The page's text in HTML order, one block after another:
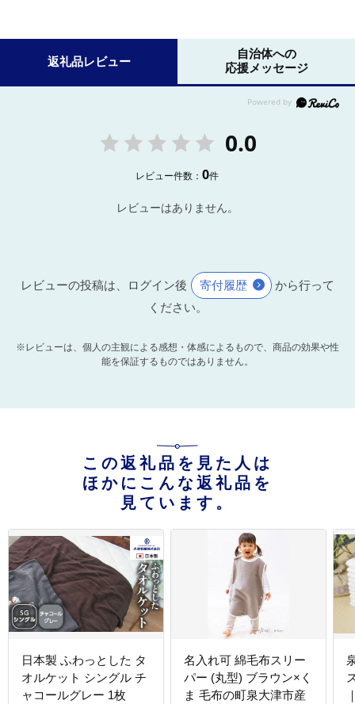
返礼品レビュー
自治体への
応援メッセージ
0.0
レビュー件数：0件
レビューはありません。
レビューの投稿は、ログイン後 寄付履歴
から行って
ください。
※レビューは、個人の主観による感想・体感によるもので、商品の効果や性
能を保証するものではありません。
この返礼品を見た人は
ほかにこんな返礼品を
見ています。
日本製 ふわっとした タ
オルケット シングル チ
ャコールグレー 1枚
名入れ可 綿毛布スリー
パー (丸型) ブラウン×く
ま 毛布の町泉大津市産